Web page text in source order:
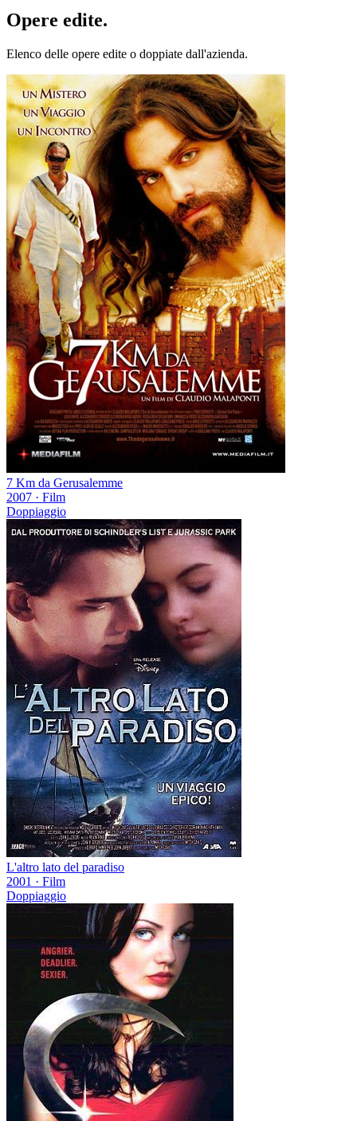
Opere edite.
Elenco delle opere edite o doppiate dall'azienda.
7 Km da Gerusalemme
2007 · Film
Doppiaggio
L'altro lato del paradiso
2001 · Film
Doppiaggio